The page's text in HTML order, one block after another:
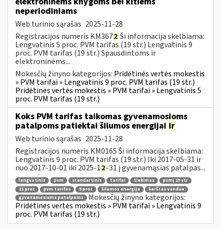
neperiodiniams
Web turinio sąrašas 2025-11-28
Registracijos numeris KM3672 Ši informacija skelbiama:
Lengvatinis 5 proc. PVM tarifas (19 str.) Lengvatinis 9
proc. PVM tarifas (19 str.) Spausdintoms ir
elektroninėms...
Mokesčių žinyno kategorijos: Pridėtinės vertės mokestis
» PVM tarifai » Lengvatinis 9 proc. PVM tarifas (19 str.)
Pridėtinės vertės mokestis » PVM tarifai » Lengvatinis 5
proc. PVM tarifas (19 str.)
Koks PVM tarifas taikomas gyvenamosioms
patalpoms patiektai šilumos energijai ir
Web turinio sąrašas 2025-11-28
Registracijos numeris KM0165 Ši informacija skelbiama:
Lengvatinis 9 proc. PVM tarifas (19 str.) Iki 2017-05-31 ir
nuo 2017-10-01 iki 2025-12-31 į gyvenamąsias patalpas...
lengvatinis pvm standartinis tarifai tiekimas
pvmį 19 str
21 proc
pvm tarifas 9 proc šilumos energija
karštas vanduo
gyvenamosioms patalpoms
Mokesčių žinyno kategorijos:
Pridėtinės vertės mokestis » PVM tarifai » Lengvatinis 9
proc. PVM tarifas (19 str.)